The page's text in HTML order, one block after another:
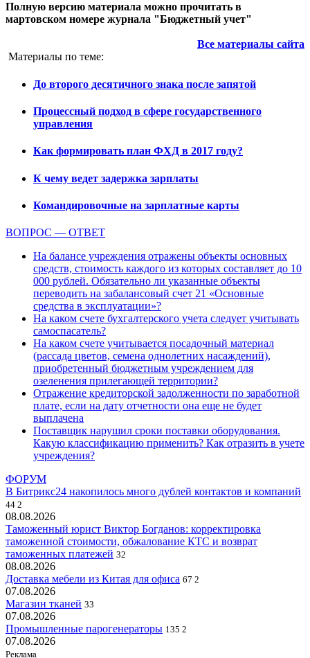
Полную версию материала можно прочитать в
мартовском номере журнала "Бюджетный учет"
Все материалы сайта
Материалы по теме:
До второго десятичного знака после запятой
Процессный подход в сфере государственного
управления
Как формировать план ФХД в 2017 году?
К чему ведет задержка зарплаты
Командировочные на зарплатные карты
ВОПРОС — ОТВЕТ
На балансе учреждения отражены объекты основных
средств, стоимость каждого из которых составляет до 10
000 рублей. Обязательно ли указанные объекты
переводить на забалансовый счет 21 «Основные
средства в эксплуатации»?
На каком счете бухгалтерского учета следует учитывать
самоспасатель?
На каком счете учитывается посадочный материал
(рассада цветов, семена однолетних насаждений),
приобретенный бюджетным учреждением для
озеленения прилегающей территории?
Отражение кредиторской задолженности по заработной
плате, если на дату отчетности она еще не будет
выплачена
Поставщик нарушил сроки поставки оборудования.
Какую классификацию применить? Как отразить в учете
учреждения?
ФОРУМ
В Битрикс24 накопилось много дублей контактов и компаний
44 2
08.08.2026
Таможенный юрист Виктор Богданов: корректировка
таможенной стоимости, обжалование КТС и возврат
таможенных платежей 32
08.08.2026
Доставка мебели из Китая для офиса 67 2
07.08.2026
Магазин тканей 33
07.08.2026
Промышленные парогенераторы 135 2
07.08.2026
Реклама